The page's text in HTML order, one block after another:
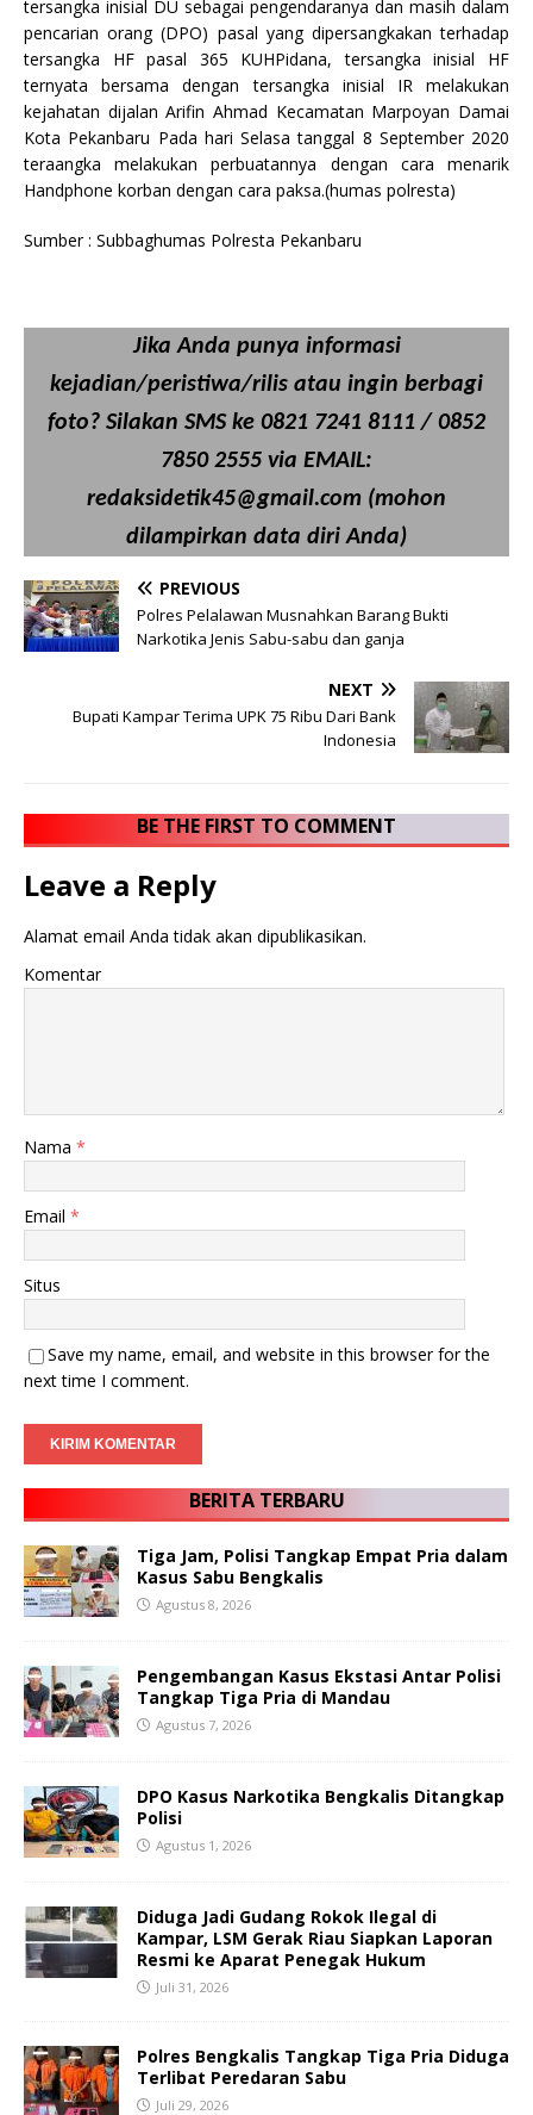
tersangka inisial DU sebagai pengendaranya dan masih dalam
pencarian orang (DPO) pasal yang dipersangkakan terhadap
tersangka HF pasal 365 KUHPidana, tersangka inisial HF
ternyata bersama dengan tersangka inisial IR melakukan
kejahatan dijalan Arifin Ahmad Kecamatan Marpoyan Damai
Kota Pekanbaru Pada hari Selasa tanggal 8 September 2020
teraangka melakukan perbuatannya dengan cara menarik
Handphone korban dengan cara paksa.(humas polresta)
Sumber : Subbaghumas Polresta Pekanbaru
Jika Anda punya informasi
kejadian/peristiwa/rilis atau ingin berbagi
foto? Silakan SMS ke 0821 7241 8111 / 0852
7850 2555 via EMAIL:
redaksidetik45@gmail.com (mohon
dilampirkan data diri Anda)
PREVIOUS
Polres Pelalawan Musnahkan Barang Bukti
Narkotika Jenis Sabu-sabu dan ganja
NEXT
Bupati Kampar Terima UPK 75 Ribu Dari Bank
Indonesia
BE THE FIRST TO COMMENT
Leave a Reply
Alamat email Anda tidak akan dipublikasikan.
Komentar
Nama *
Email *
Situs
Save my name, email, and website in this browser for the
next time I comment.
BERITA TERBARU
Tiga Jam, Polisi Tangkap Empat Pria dalam
Kasus Sabu Bengkalis
Agustus 8, 2026
Pengembangan Kasus Ekstasi Antar Polisi
Tangkap Tiga Pria di Mandau
Agustus 7, 2026
DPO Kasus Narkotika Bengkalis Ditangkap
Polisi
Agustus 1, 2026
Diduga Jadi Gudang Rokok Ilegal di
Kampar, LSM Gerak Riau Siapkan Laporan
Resmi ke Aparat Penegak Hukum
Juli 31, 2026
Polres Bengkalis Tangkap Tiga Pria Diduga
Terlibat Peredaran Sabu
Juli 29, 2026